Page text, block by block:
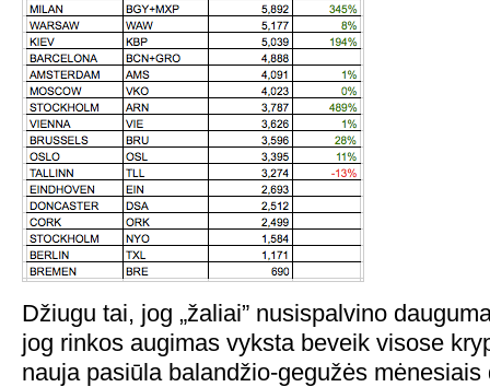
Džiugu tai, jog „žaliai” nusispalvino
jog rinkos augimas vyksta beveik visose
nauja pasiūla balandžio-gegužės